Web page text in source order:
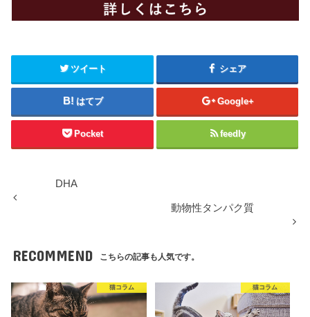
ツイート シェア
はてブ Google+
Pocket feedly
DHA
動物性タンパク質
RECOMMEND こちらの記事も人気です。
猫コラム 猫コラム